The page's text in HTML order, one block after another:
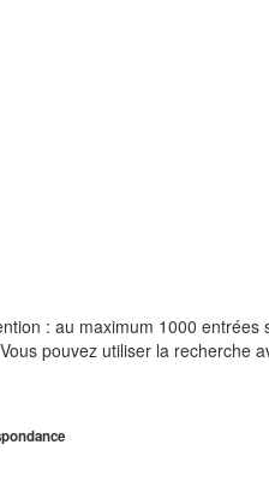
: au maximum 1000
Vous pouvez utiliser la recherche